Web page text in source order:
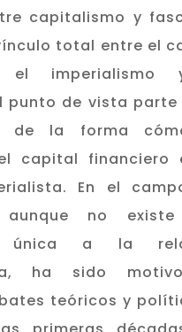
capitalismo y
total entre el
el
punto de vista parte
de la forma
capital financiero
En el
aunque no
única a la
ha sido
teóricos y